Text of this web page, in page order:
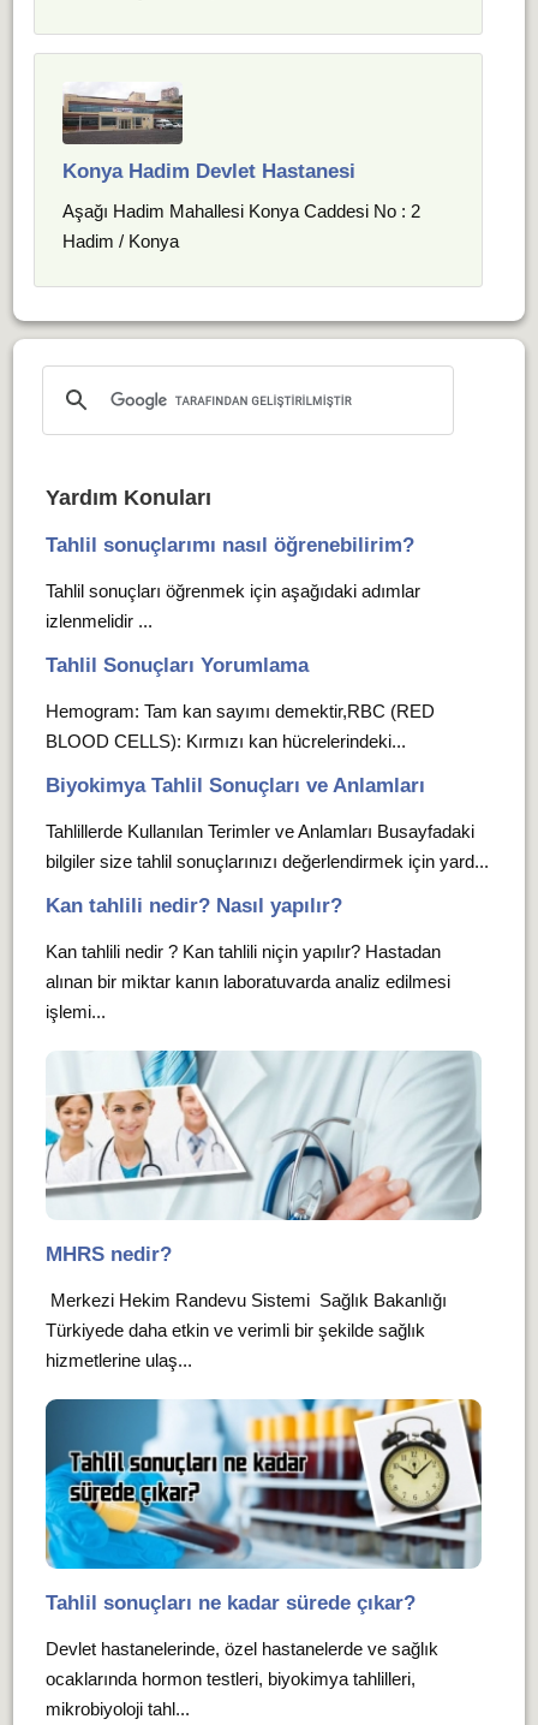
Konya Hadim Devlet Hastanesi
Aşağı Hadim Mahallesi Konya Caddesi No : 2
Hadim / Konya
Yardım Konuları
Tahlil sonuçlarımı nasıl öğrenebilirim?
Tahlil sonuçları öğrenmek için aşağıdaki adımlar
izlenmelidir ...
Tahlil Sonuçları Yorumlama
Hemogram: Tam kan sayımı demektir,RBC (RED
BLOOD CELLS): Kırmızı kan hücrelerindeki...
Biyokimya Tahlil Sonuçları ve Anlamları
Tahlillerde Kullanılan Terimler ve Anlamları Busayfadaki
bilgiler size tahlil sonuçlarınızı değerlendirmek için yard...
Kan tahlili nedir? Nasıl yapılır?
Kan tahlili nedir ? Kan tahlili niçin yapılır? Hastadan
alınan bir miktar kanın laboratuvarda analiz edilmesi
işlemi...
MHRS nedir?
Merkezi Hekim Randevu Sistemi Sağlık Bakanlığı
Türkiyede daha etkin ve verimli bir şekilde sağlık
hizmetlerine ulaş...
Tahlil sonuçları ne kadar sürede çıkar?
Devlet hastanelerinde, özel hastanelerde ve sağlık
ocaklarında hormon testleri, biyokimya tahlilleri,
mikrobiyoloji tahl...